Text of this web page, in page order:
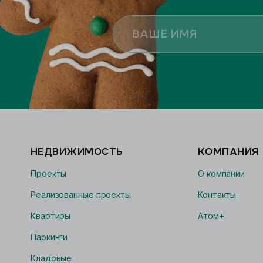
НЕДВИЖИМОСТЬ
Проекты
Реализованные проекты
Квартиры
Паркинги
Кладовые
КОМПАНИЯ
О компании
Контакты
Атом+